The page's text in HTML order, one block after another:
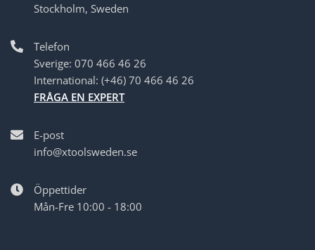
Stockholm, Sweden
Telefon
Sverige: 070 466 46 26
International: (+46) 70 466 46 26
FRÅGA EN EXPERT
E-post
info@xtoolsweden.se
Öppettider
Mån-Fre 10:00 - 18:00